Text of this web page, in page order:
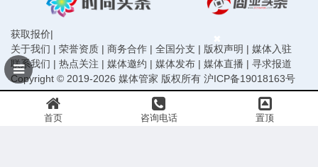
获取报价|
关于我们 | 荣誉资质 | 商务合作 | 全国分支 | 版权声明 | 媒体入驻
联系我们 | 热点关注 | 媒体邀约 | 媒体发布 | 媒体直播 | 寻求报道
Copyright © 2019-2026 媒体管家 版权所有 沪ICP备19018163号
首页 咨询电话 置顶